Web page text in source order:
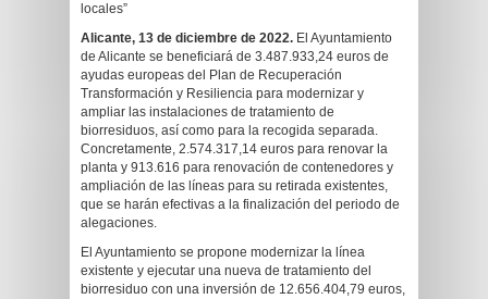
locales”
Alicante, 13 de diciembre de 2022. El Ayuntamiento
de Alicante se beneficiará de 3.487.933,24 euros de
ayudas europeas del Plan de Recuperación
Transformación y Resiliencia para modernizar y
ampliar las instalaciones de tratamiento de
biorresiduos, así como para la recogida separada.
Concretamente, 2.574.317,14 euros para renovar la
planta y 913.616 para renovación de contenedores y
ampliación de las líneas para su retirada existentes,
que se harán efectivas a la finalización del periodo de
alegaciones.
El Ayuntamiento se propone modernizar la línea
existente y ejecutar una nueva de tratamiento del
biorresiduo con una inversión de 12.656.404,79 euros,